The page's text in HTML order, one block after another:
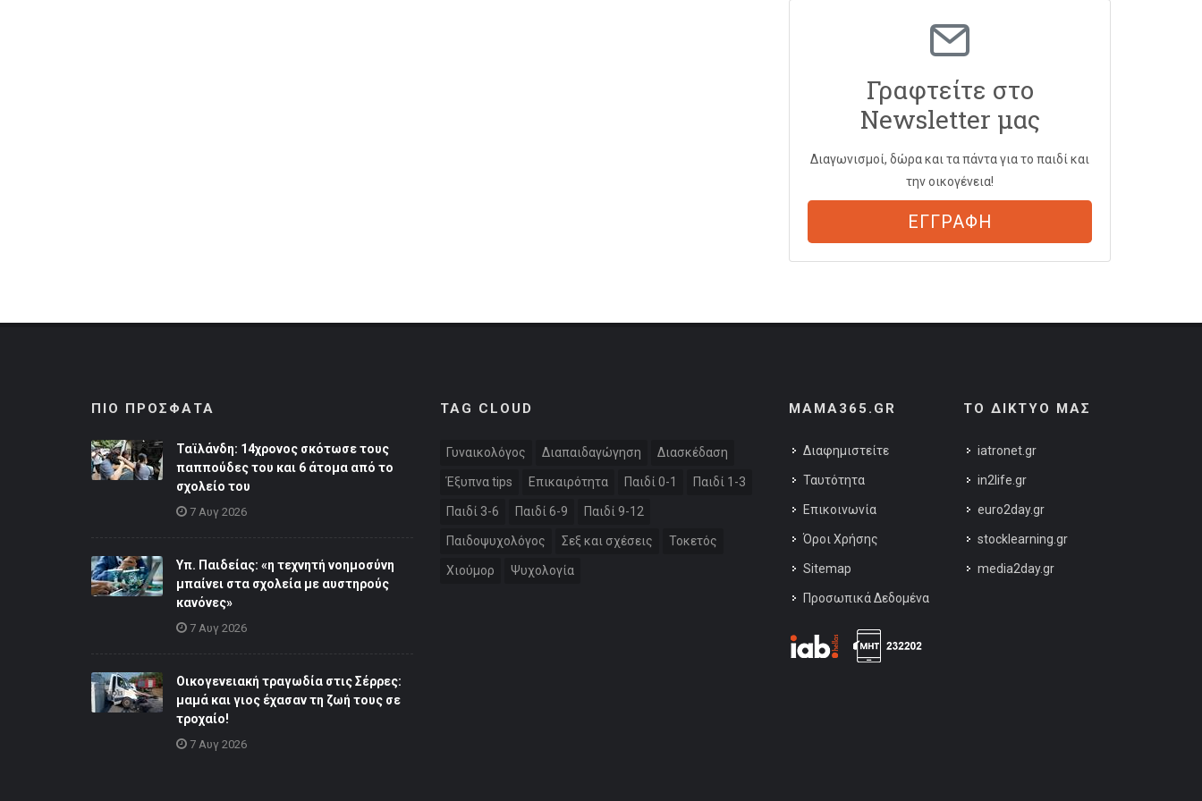
Γραφτείτε στο
Newsletter μας
Διαγωνισμοί, δώρα και τα πάντα για το παιδί και
την οικογένεια!
ΕΓΓΡΑΦΗ
ΠΙΟ ΠΡΟΣΦΑΤΑ
Ταϊλάνδη: 14χρονος σκότωσε τους
παππούδες του και 6 άτομα από το
σχολείο του
7 Αυγ 2026
Υπ. Παιδείας: «η τεχνητή νοημοσύνη
μπαίνει στα σχολεία με αυστηρούς
κανόνες»
7 Αυγ 2026
Οικογενειακή τραγωδία στις Σέρρες:
μαμά και γιος έχασαν τη ζωή τους σε
τροχαίο!
7 Αυγ 2026
TAG CLOUD
Γυναικολόγος Διαπαιδαγώγηση Διασκέδαση
Έξυπνα tips Επικαιρότητα Παιδί 0-1 Παιδί 1-3
Παιδί 3-6 Παιδί 6-9 Παιδί 9-12
Παιδοψυχολόγος Σεξ και σχέσεις Τοκετός
Χιούμορ Ψυχολογία
MAMA365.GR
Διαφημιστείτε
Ταυτότητα
Επικοινωνία
Όροι Χρήσης
Sitemap
Προσωπικά Δεδομένα
ΤΟ ΔΙΚΤΥΟ ΜΑΣ
iatronet.gr
in2life.gr
euro2day.gr
stocklearning.gr
media2day.gr